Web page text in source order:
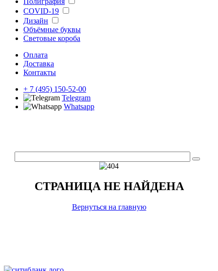
COVID-19
Дизайн
Объёмные буквы
Световые короба
Оплата
Доставка
Контакты
+ 7 (495) 150-52-00
Telegram
Whatsapp
СТРАНИЦА НЕ НАЙДЕНА
Вернуться на главную